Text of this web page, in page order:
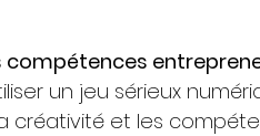
compétences
un jeu sérieux
créativité et les